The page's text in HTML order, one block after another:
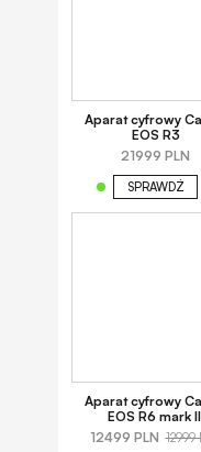
Aparat cyfrowy
EOS R3
21999 PLN
SPRAWDŹ
Aparat cyfrowy
EOS R6 mark
12499 PLN 12999